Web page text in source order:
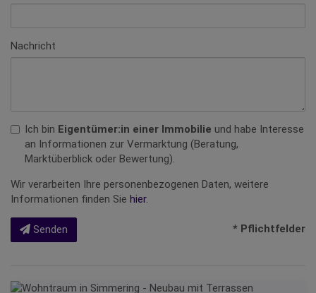
Nachricht
Ich bin Eigentümer:in einer Immobilie und habe Interesse
an Informationen zur Vermarktung (Beratung,
Marktüberblick oder Bewertung).
Wir verarbeiten Ihre personenbezogenen Daten, weitere
Informationen finden Sie hier.
Senden * Pflichtfelder